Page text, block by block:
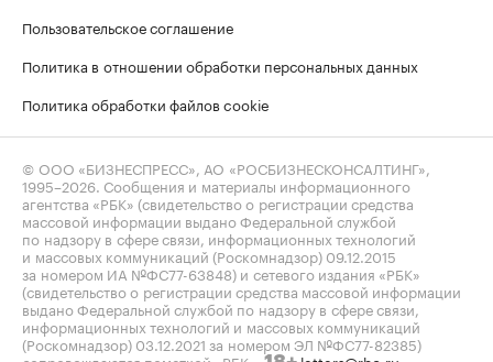
Пользовательское соглашение
Политика в отношении обработки персональных данных
Политика обработки файлов cookie
© ООО «БИЗНЕСПРЕСС», АО «РОСБИЗНЕСКОНСАЛТИНГ»,
1995–2026 . Сообщения и материалы информационного
агентства «РБК» (свидетельство о регистрации средства
массовой информации выдано Федеральной службой
по надзору в сфере связи, информационных технологий
и массовых коммуникаций (Роскомнадзор) 09.12.2015
за номером ИА №ФС77-63848) и сетевого издания «РБК»
(свидетельство о регистрации средства массовой информации
выдано Федеральной службой по надзору в сфере связи,
информационных технологий и массовых коммуникаций
(Роскомнадзор) 03.12.2021 за номером ЭЛ №ФС77-82385)